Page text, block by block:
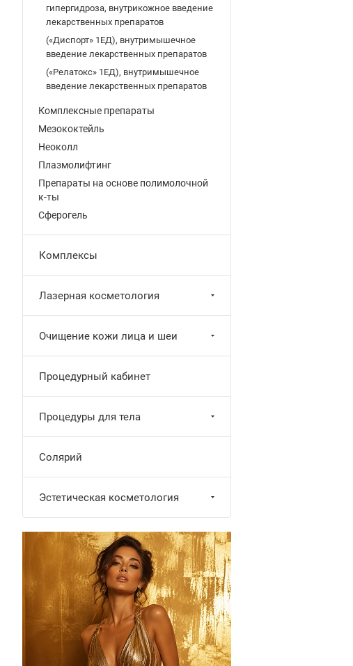
гипергидроза, внутрикожное введение
лекарственных препаратов
(«Диспорт» 1ЕД), внутримышечное
введение лекарственных препаратов
(«Релатокс» 1ЕД), внутримышечное
введение лекарственных препаратов
Комплексные препараты
Мезококтейль
Неоколл
Плазмолифтинг
Препараты на основе полимолочной
к-ты
Сферогель
Комплексы
Лазерная косметология
Очищение кожи лица и шеи
Процедурный кабинет
Процедуры для тела
Солярий
Эстетическая косметология